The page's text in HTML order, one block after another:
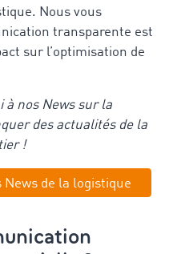
Nous vous
transparente est
sur l’optimisation de
à nos News sur la
des actualités de la
!
News de la logistique